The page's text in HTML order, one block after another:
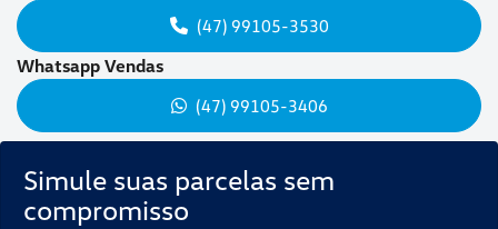
Simule suas parcelas sem
compromisso
(47) 99105-3530
Whatsapp Vendas
(47) 99105-3406